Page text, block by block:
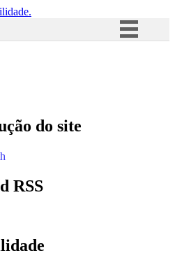
Acesso à informação
do site
RSS